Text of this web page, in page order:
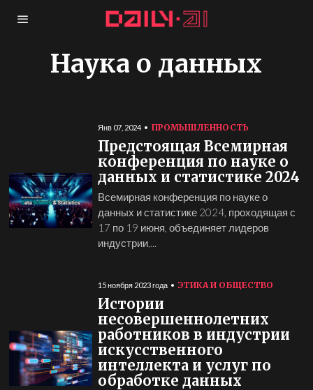
Наука о данных
Янв 07, 2024 ПРОМЫШЛЕННОСТЬ
Предстоящая Всемирная
конференция по науке о
данных и статистике 2024
Всемирная конференция по науке о
данных и статистике 2024, проходящая с
17 по 19 июня, объединяет лидеров
индустрии,...
15 ноября 2023 года ЭТИКА И ОБЩЕСТВО
Истории
несовершеннолетних
работников в индустрии
искусственного
интеллекта и услуг по
обработке данных